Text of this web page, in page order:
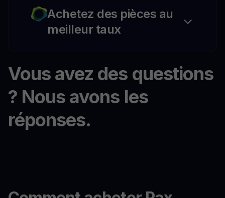
Achetez des pièces au
meilleur taux
Vous avez des questions
? Nous avons les
réponses.